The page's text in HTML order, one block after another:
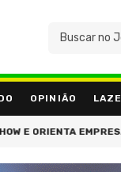
OPINIÃO
EMPRESÁRIOS